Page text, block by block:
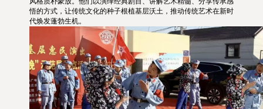
悟的方式，让传统文化的种子根植基层沃土，推动传统艺术在新时
代焕发蓬勃生机。